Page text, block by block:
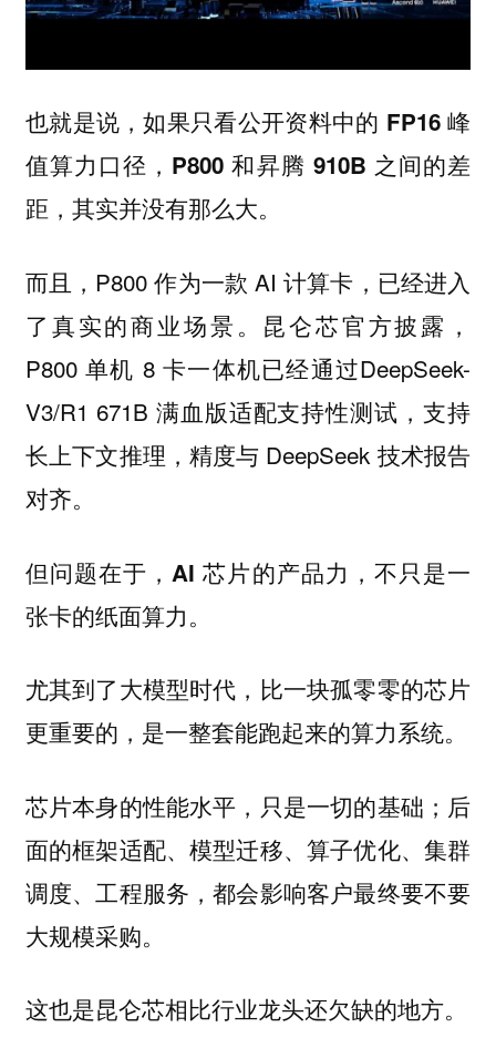
也就是说，如果只看公开资料中的 FP16 峰
值算力口径，P800 和昇腾 910B 之间的差
距，其实并没有那么大。
而且，P800 作为一款 AI 计算卡，已经进入
了真实的商业场景。昆仑芯官方披露，
P800 单机 8 卡一体机已经通过DeepSeek-
V3/R1 671B 满血版适配支持性测试，支持
长上下文推理，精度与 DeepSeek 技术报告
对齐。
但问题在于，AI 芯片的产品力，不只是一
张卡的纸面算力。
尤其到了大模型时代，比一块孤零零的芯片
更重要的，是一整套能跑起来的算力系统。
芯片本身的性能水平，只是一切的基础；后
面的框架适配、模型迁移、算子优化、集群
调度、工程服务，都会影响客户最终要不要
大规模采购。
这也是昆仑芯相比行业龙头还欠缺的地方。